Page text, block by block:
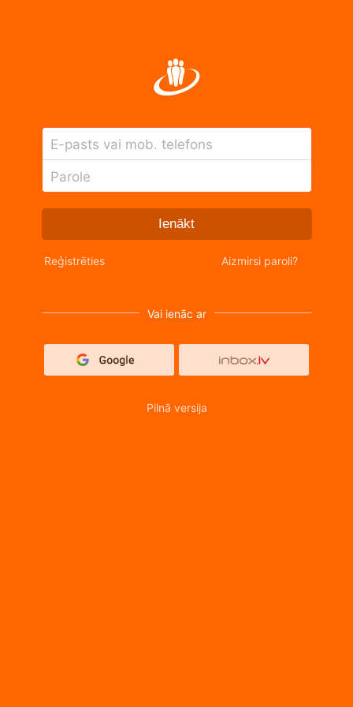
E-pasts vai mob. telefons
Parole
Ienākt
Reģistrēties Aizmirsi paroli?
Vai ienāc ar
Pilnā versija